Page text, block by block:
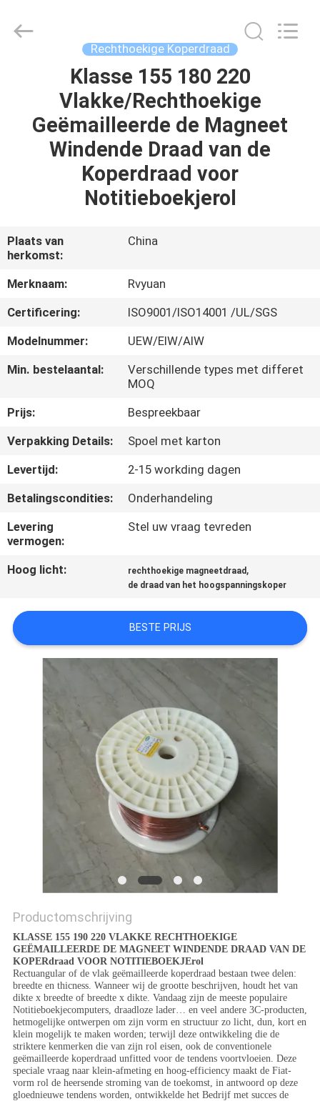
PRODUCTEN
ONGEVEER
ONS
FABRIEKSREIS
CONTACTEER
NIEUWS
VERZOEK
CITAAT
SITEMAP
PRIVACY
POLICY
Material
Co,.Ltd.
Rechthoekige Koperdraad
Klasse 155 180 220
Vlakke/Rechthoekige
Geëmailleerde de Magneet
Windende Draad van de
Koperdraad voor
Notitieboekjerol
Plaats van
herkomst:
China
Merknaam:
Rvyuan
Certificering:
ISO9001/ISO14001 /UL/SGS
Modelnummer:
UEW/EIW/AIW
Min. bestelaantal:
Verschillende types met differet
MOQ
Prijs:
Bespreekbaar
Verpakking Details:
Spoel met karton
Levertijd:
2-15 workding dagen
Betalingscondities:
Onderhandeling
Levering
vermogen:
Stel uw vraag tevreden
Hoog licht: rechthoekige magneetdraad ,
de draad van het hoogspanningskoper
BESTE PRIJS
Productomschrijving
KLASSE 155 190 220 VLAKKE RECHTHOEKIGE
GEËMAILLEERDE DE MAGNEET WINDENDE DRAAD VAN DE
KOPERdraad VOOR NOTITIEBOEKJErol
Rectuangular of de vlak geëmailleerde koperdraad bestaan twee delen:
breedte en thicness. Wanneer wij de grootte beschrijven, houdt het van
dikte x breedte of breedte x dikte. Vandaag zijn de meeste populaire
Notitieboekjecomputers, draadloze lader… en veel andere 3C-producten,
hetmogelijke ontwerpen om zijn vorm en structuur zo licht, dun, kort en
klein mogelijk te maken worden; terwijl deze ontwikkeling die de
striktere kenmerken die van zijn rol eisen, ook de conventionele
geëmailleerde koperdraad unfitted voor de tendens voortvloeien. Deze
speciale vraag naar klein-afmeting en hoog-efficiency maakt de Fiat-
vorm rol de heersende stroming van de toekomst, in antwoord op deze
gloednieuwe tendens worden, ontwikkelde het Bedrijf met succes de